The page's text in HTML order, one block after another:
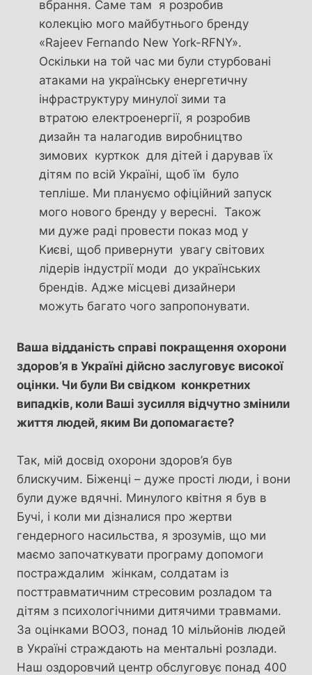
вбрання. Саме там я розробив
колекцію мого майбутнього бренду
«Rajeev Fernando New York-RFNY».
Оскільки на той час ми були стурбовані
атаками на українську енергетичну
інфраструктуру минулої зими та
втратою електроенергії, я розробив
дизайн та налагодив виробництво
зимових курткок для дітей і дарував їх
дітям по всій Україні, щоб їм було
тепліше. Ми плануємо офіційний запуск
мого нового бренду у вересні. Також
ми дуже раді провести показ мод у
Києві, щоб привернути увагу світових
лідерів індустрії моди до українських
брендів. Адже місцеві дизайнери
можуть багато чого запропонувати.
Ваша відданість справі покращення охорони
здоров’я в Україні дійсно заслуговує високої
оцінки. Чи були Ви свідком конкретних
випадків, коли Ваші зусилля відчутно змінили
життя людей, яким Ви допомагаєте?
Так, мій досвід охорони здоров’я був
блискучим. Біженці – дуже прості люди, і вони
були дуже вдячні. Минулого квітня я був в
Бучі, і коли ми дізналися про жертви
гендерного насильства, я зрозумів, що ми
маємо започаткувати програму допомоги
постраждалим жінкам, солдатам із
посттравматичним стресовим розладом та
дітям з психологічними дитячими травмами.
За оцінками ВООЗ, понад 10 мільйонів людей
в Україні страждають на ментальні розлади.
Наш оздоровчий центр обслуговує понад 400